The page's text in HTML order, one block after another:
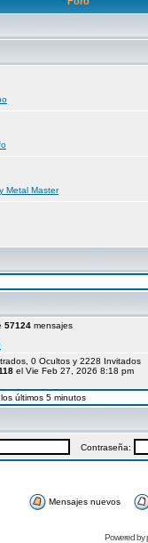
Metal Master
57124 mensajes
0 Ocultos y 2228
el Vie Feb 27, 2026 8:18 pm
últimos 5 minutos
Contraseña:
Mensajes nuevos
Powered by